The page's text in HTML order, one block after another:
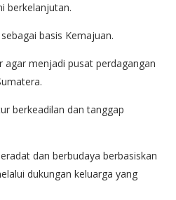
berkelanjutan.
basis Kemajuan.
agar menjadi pusat perdagangan
berkeadilan dan tanggap
dan berbudaya berbasiskan
dukungan keluarga yang